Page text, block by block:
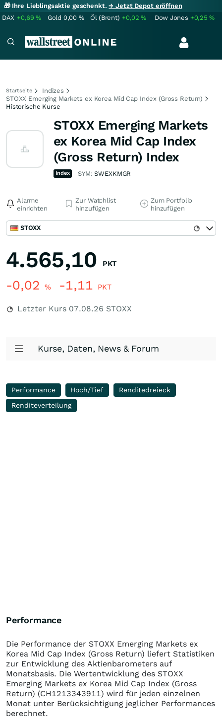
🎁 Ihre Lieblingsaktie geschenkt.→ Jetzt Depot eröffnen
DAX +0,69% Gold 0,00 % Öl (Brent) +0,02% Dow Jones +0,25%
Startseite
Indizes
STOXX Emerging Markets ex Korea Mid Cap Index (Gross Return)
Historische Kurse
STOXX Emerging Markets
ex Korea Mid Cap Index
(Gross Return) Index
Index SYM:SWEXKMGR
Alarme
einrichten
Zur Watchlist
hinzufügen
Zum Portfolio
hinzufügen
STOXX
4.565,10 PKT
-0,02 % -1,11 PKT
Letzter Kurs 07.08.26 STOXX
Kurse, Daten, News & Forum
Performance Hoch/Tief
Renditedreieck
Renditeverteilung
Performance
Die Performance der STOXX Emerging Markets ex
Korea Mid Cap Index (Gross Return) liefert Statistiken
zur Entwicklung des Aktienbarometers auf
Monatsbasis. Die Wertentwicklung des STOXX
Emerging Markets ex Korea Mid Cap Index (Gross
Return) (CH1213343911) wird für jeden einzelnen
Monat unter Berücksichtigung jeglicher Performances
berechnet.